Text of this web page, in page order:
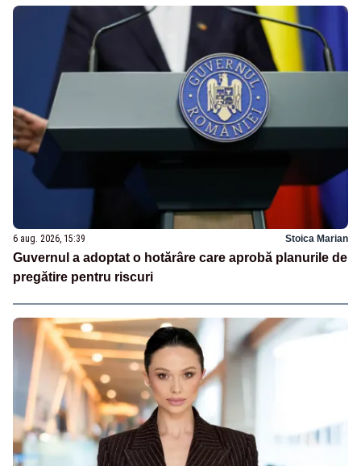
6 aug. 2026, 15:39 Stoica Marian
Guvernul a adoptat o hotărâre care aprobă planurile de
pregătire pentru riscuri